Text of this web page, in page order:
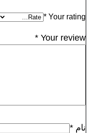
Your rating
*
Your review
*
نام *